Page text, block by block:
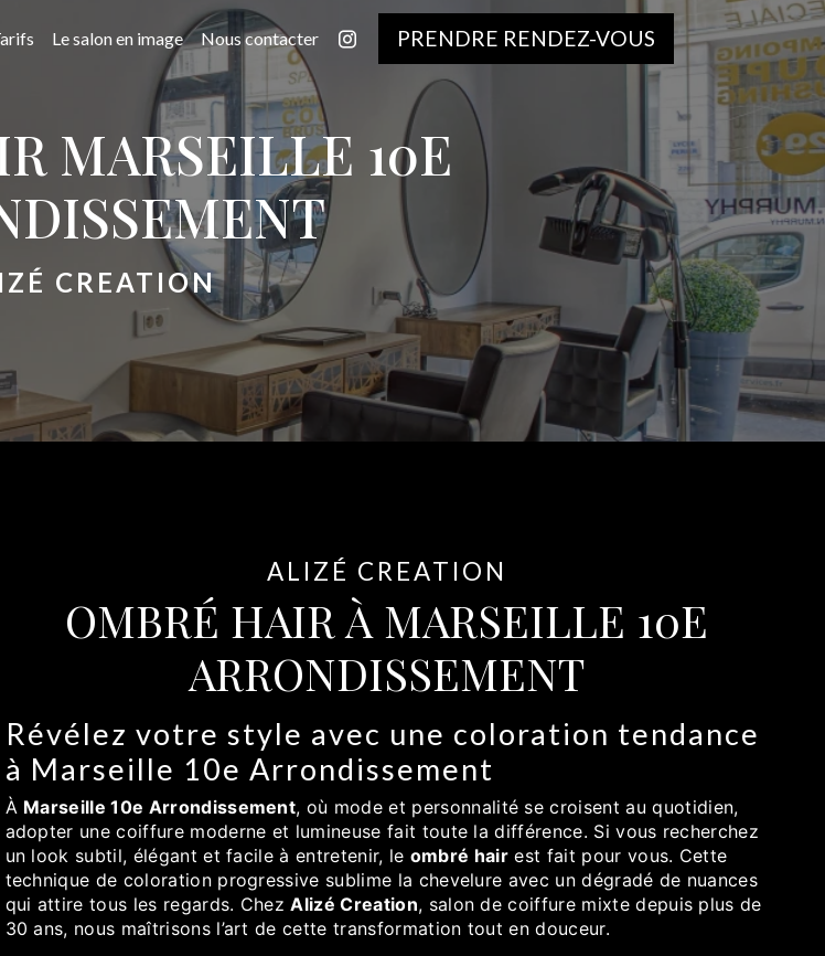
Le salon en image Nous contacter PRENDRE RENDEZ-VOUS
MARSEILLE 10E
CREATION
ALIZÉ CREATION
OMBRÉ HAIR À MARSEILLE 10E
ARRONDISSEMENT
Révélez votre style avec une coloration tendance
à Marseille 10e Arrondissement
À Marseille 10e Arrondissement, où mode et personnalité se croisent au quotidien,
adopter une coiffure moderne et lumineuse fait toute la différence. Si vous recherchez
un look subtil, élégant et facile à entretenir, le ombré hair est fait pour vous. Cette
technique de coloration progressive sublime la chevelure avec un dégradé de nuances
qui attire tous les regards. ChezAlizé Creation, salon de coiffure mixte depuis plus de
30 ans, nous maîtrisons l’art de cette transformation tout en douceur.